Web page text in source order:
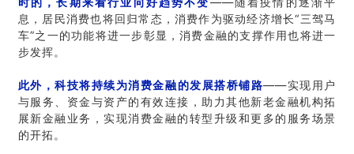
息，居民消费也将回归常态，消费作为驱动经济增长“三驾马
车”之一的功能将进一步彰显，消费金融的支撑作用也将进一
步发挥。
此外，科技将持续为消费金融的发展搭桥铺路——实现用户
与服务、资金与资产的有效连接，助力其他新老金融机构拓
展新金融业务，实现消费金融的转型升级和更多的服务场景
的开拓。